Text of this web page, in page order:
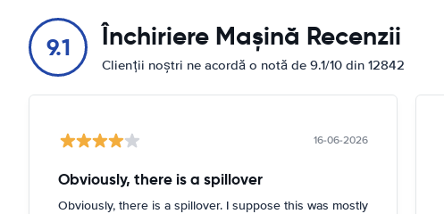
9.1 Închiriere Mașină Recenzii
Clienții noștri ne acordă o notă de 9.1/10 din 12842
16-06-2026
Obviously, there is a spillover
Obviously, there is a spillover. I suppose this was mostly